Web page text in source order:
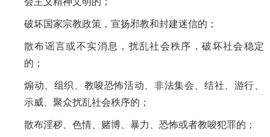
破坏国家宗教政策，宣扬邪教和封建迷信的；
散布谣言或不实消息，扰乱社会秩序，破坏社会稳定
的；
煽动、组织、教唆恐怖活动、非法集会、结社、游行、
示威、聚众扰乱社会秩序的；
散布淫秽、色情、赌博、暴力、恐怖或者教唆犯罪的；